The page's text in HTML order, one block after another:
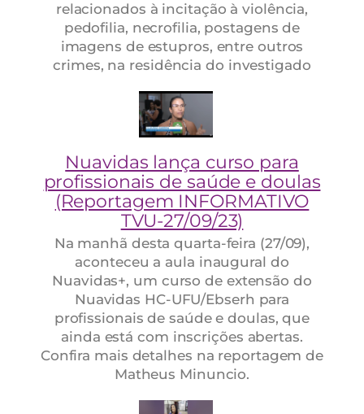
relacionados à incitação à violência,
pedofilia, necrofilia, postagens de
imagens de estupros, entre outros
crimes, na residência do investigado
Nuavidas lança curso para
profissionais de saúde e doulas
(Reportagem INFORMATIVO
TVU-27/09/23)
Na manhã desta quarta-feira (27/09),
aconteceu a aula inaugural do
Nuavidas+, um curso de extensão do
Nuavidas HC-UFU/Ebserh para
profissionais de saúde e doulas, que
ainda está com inscrições abertas.
Confira mais detalhes na reportagem de
Matheus Minuncio.